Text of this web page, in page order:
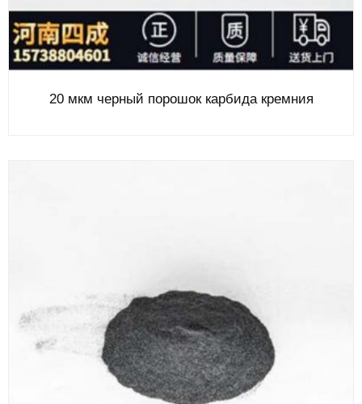
20 мкм черный порошок карбида кремния